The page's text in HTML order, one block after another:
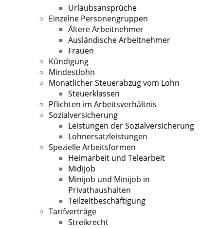
Urlaubsansprüche
Einzelne Personengruppen
Ältere Arbeitnehmer
Ausländische Arbeitnehmer
Frauen
Kündigung
Mindestlohn
Monatlicher Steuerabzug vom Lohn
Steuerklassen
Pflichten im Arbeitsverhältnis
Sozialversicherung
Leistungen der Sozialversicherung
Lohnersatzleistungen
Spezielle Arbeitsformen
Heimarbeit und Telearbeit
Midijob
Minijob und Minijob in
Privathaushalten
Teilzeitbeschäftigung
Tarifverträge
Streikrecht